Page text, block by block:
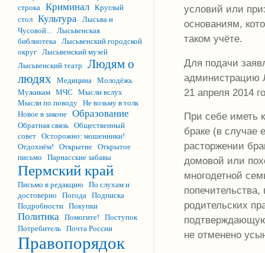
строка Криминал Круглый
стол Культура Лысьва и
Чусовой... Лысьвенская
библиотека Лысьвенский городской
округ Лысьвенский музей
Лысьвенский театр
Людям о
людях Медицина Молодёжь
Мужикам МЧС
Мысли вслух
Мысли по поводу Не возьму в толк
Новое в законе Образование
Обратная связь Общественный
совет Осторожно: мошенники!
Отдохнём!
Открытие Открытое
письмо
Парнасские забавы
Пермский край
Письмо в редакцию По слухам и
достоверно
Погода Подписка
Подробности Покупки
Политика Помогите!
Поступок
Потребитель Почта России
Правопорядок
условий или
основаниям,
таком учёте.
Для подачи
администрацию
21 апреля 2014
При себе иметь
браке (в случае
расторжении
домовой или
многодетной
родительских
не отменено